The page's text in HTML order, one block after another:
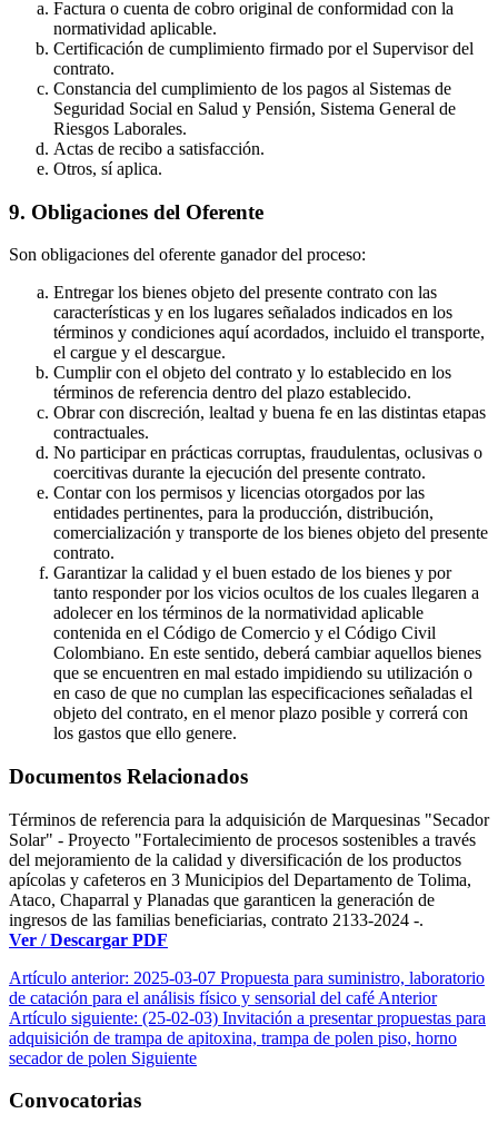
Factura o cuenta de cobro original de conformidad con la
normatividad aplicable.
Certificación de cumplimiento firmado por el Supervisor del
contrato.
Constancia del cumplimiento de los pagos al Sistemas de
Seguridad Social en Salud y Pensión, Sistema General de
Riesgos Laborales.
Actas de recibo a satisfacción.
Otros, sí aplica.
9. Obligaciones del Oferente
Son obligaciones del oferente ganador del proceso:
Entregar los bienes objeto del presente contrato con las
características y en los lugares señalados indicados en los
términos y condiciones aquí acordados, incluido el transporte,
el cargue y el descargue.
Cumplir con el objeto del contrato y lo establecido en los
términos de referencia dentro del plazo establecido.
Obrar con discreción, lealtad y buena fe en las distintas etapas
contractuales.
No participar en prácticas corruptas, fraudulentas, oclusivas o
coercitivas durante la ejecución del presente contrato.
Contar con los permisos y licencias otorgados por las
entidades pertinentes, para la producción, distribución,
comercialización y transporte de los bienes objeto del presente
contrato.
Garantizar la calidad y el buen estado de los bienes y por
tanto responder por los vicios ocultos de los cuales llegaren a
adolecer en los términos de la normatividad aplicable
contenida en el Código de Comercio y el Código Civil
Colombiano. En este sentido, deberá cambiar aquellos bienes
que se encuentren en mal estado impidiendo su utilización o
en caso de que no cumplan las especificaciones señaladas el
objeto del contrato, en el menor plazo posible y correrá con
los gastos que ello genere.
Documentos Relacionados
Términos de referencia para la adquisición de Marquesinas "Secador
Solar" - Proyecto "Fortalecimiento de procesos sostenibles a través
del mejoramiento de la calidad y diversificación de los productos
apícolas y cafeteros en 3 Municipios del Departamento de Tolima,
Ataco, Chaparral y Planadas que garanticen la generación de
ingresos de las familias beneficiarias, contrato 2133-2024 -.
Ver / Descargar PDF
Artículo anterior: 2025-03-07 Propuesta para suministro, laboratorio
de catación para el análisis físico y sensorial del café Anterior
Artículo siguiente: (25-02-03) Invitación a presentar propuestas para
adquisición de trampa de apitoxina, trampa de polen piso, horno
secador de polen Siguiente
Convocatorias